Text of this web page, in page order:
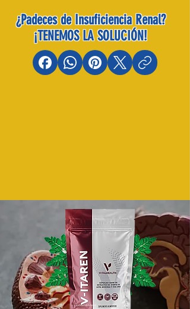
¿Padeces de Insuficiencia Renal?
¡TENEMOS LA SOLUCIÓN!